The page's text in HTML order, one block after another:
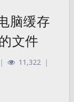
脑缓存
文件
| 11,322
|